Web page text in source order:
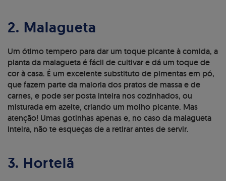
2. Malagueta
Um ótimo tempero para dar um toque picante à comida, a
planta da malagueta é fácil de cultivar e dá um toque de
cor à casa. É um excelente substituto de pimentas em pó,
que fazem parte da maioria dos pratos de massa e de
carnes, e pode ser posta inteira nos cozinhados, ou
misturada em azeite, criando um molho picante. Mas
atenção! Umas gotinhas apenas e, no caso da malagueta
inteira, não te esqueças de a retirar antes de servir.
3. Hortelã